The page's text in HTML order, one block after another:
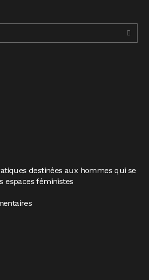
destinées aux hommes qui se
espaces féministes